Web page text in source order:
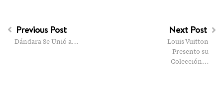
Previous Post
Dándara Se Unió a…
Next Post
Louis Vuitton
Presento su
Colección…